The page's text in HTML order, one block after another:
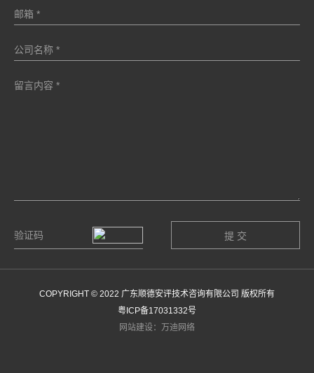
COPYRIGHT © 2022 广东顺德安评技术咨询有限公司 版权所有
粤ICP备17031332号
网站建设：万迪网络